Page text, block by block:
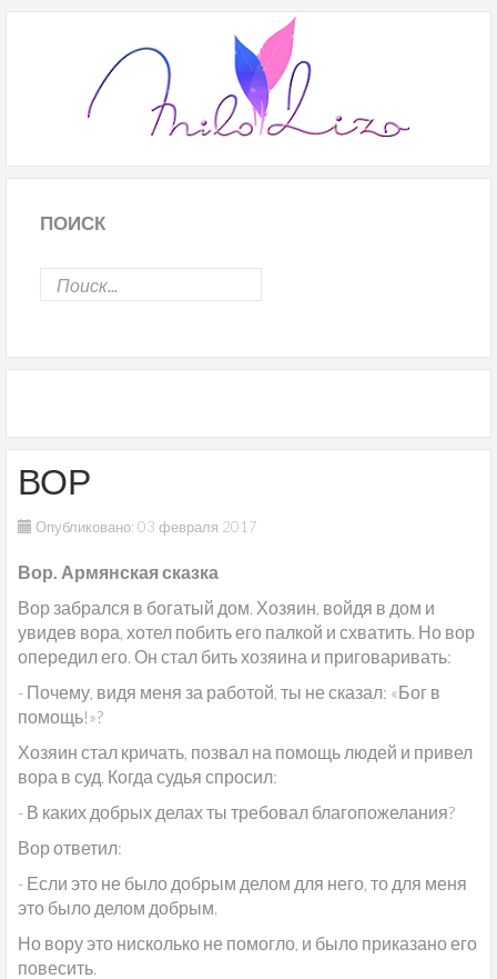
ПОИСК
ВОР
Опубликовано: 03 февраля 2017
Вор. Армянская сказка
Вор забрался в богатый дом. Хозяин, войдя в дом и
увидев вора, хотел побить его палкой и схватить. Но вор
опередил его. Он стал бить хозяина и приговаривать:
- Почему, видя меня за работой, ты не сказал: «Бог в
помощь!»?
Хозяин стал кричать, позвал на помощь людей и привел
вора в суд. Когда судья спросил:
- В каких добрых делах ты требовал благопожелания?
Вор ответил:
- Если это не было добрым делом для него, то для меня
это было делом добрым.
Но вору это нисколько не помогло, и было приказано его
повесить.